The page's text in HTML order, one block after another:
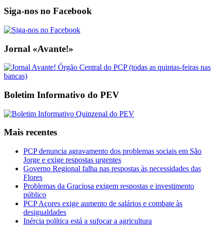
Siga-nos no Facebook
Jornal «Avante!»
Boletim Informativo do PEV
Mais recentes
PCP denuncia agravamento dos problemas sociais em São
Jorge e exige respostas urgentes
Governo Regional falha nas respostas às necessidades das
Flores
Problemas da Graciosa exigem respostas e investimento
público
PCP Açores exige aumento de salários e combate às
desigualdades
Inércia política está a sufocar a agricultura